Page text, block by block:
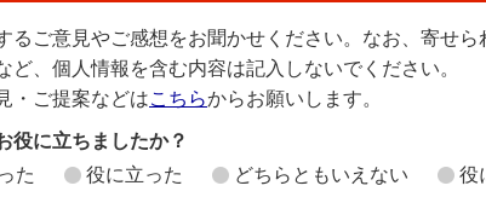
るご意見やご感想をお聞かせください。なお、寄せ
ど、個人情報を含む内容は記入しないでください。
・ご提案などはこちらからお願いします。
役に立ちましたか？
た
役に立った どちらともいえない 役